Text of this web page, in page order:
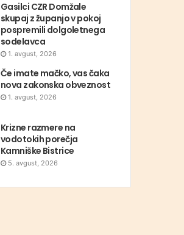
Gasilci CZR Domžale
skupaj z županjo v pokoj
pospremili dolgoletnega
sodelavca
1. avgust, 2026
Če imate mačko, vas čaka
nova zakonska obveznost
1. avgust, 2026
Krizne razmere na
vodotokih porečja
Kamniške Bistrice
5. avgust, 2026